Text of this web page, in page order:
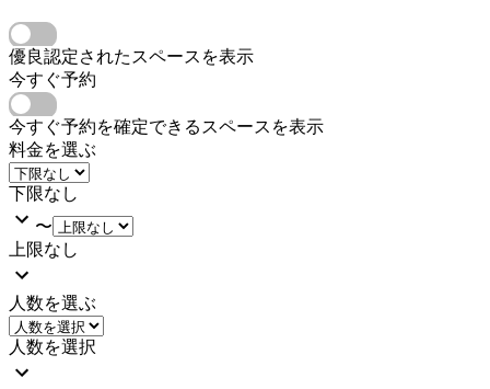
優良認定されたスペースを表示
今すぐ予約
今すぐ予約を確定できるスペースを表示
料金を選ぶ
下限なし
〜
上限なし
人数を選ぶ
人数を選択